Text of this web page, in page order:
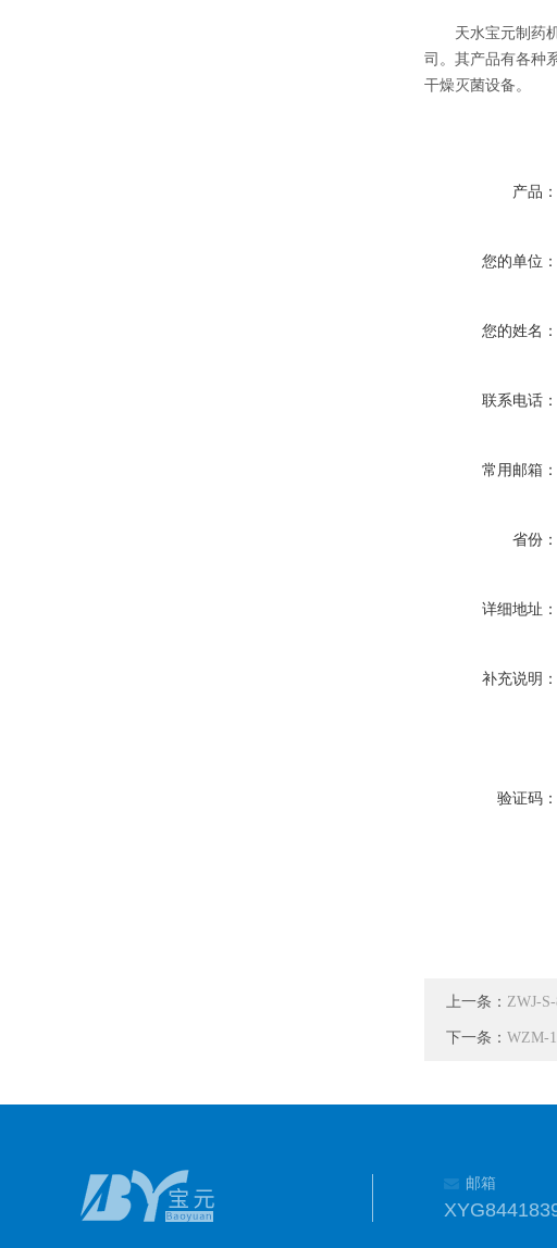
天水宝元制药机
司。其产品有各种
干燥灭菌设备。
产品：
您的单位：
您的姓名：
联系电话：
常用邮箱：
省份：
详细地址：
补充说明：
验证码：
上一条： ZWJ-
下一条： WZM-
邮箱